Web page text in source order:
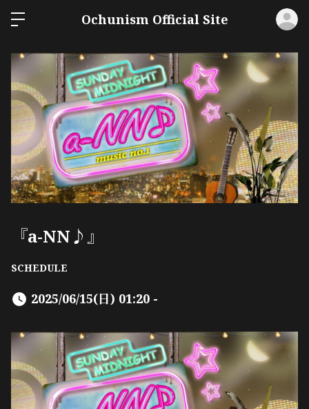
Ochunism Official Site
『a-NN♪』
SCHEDULE
2025/06/15(日) 01:20 -